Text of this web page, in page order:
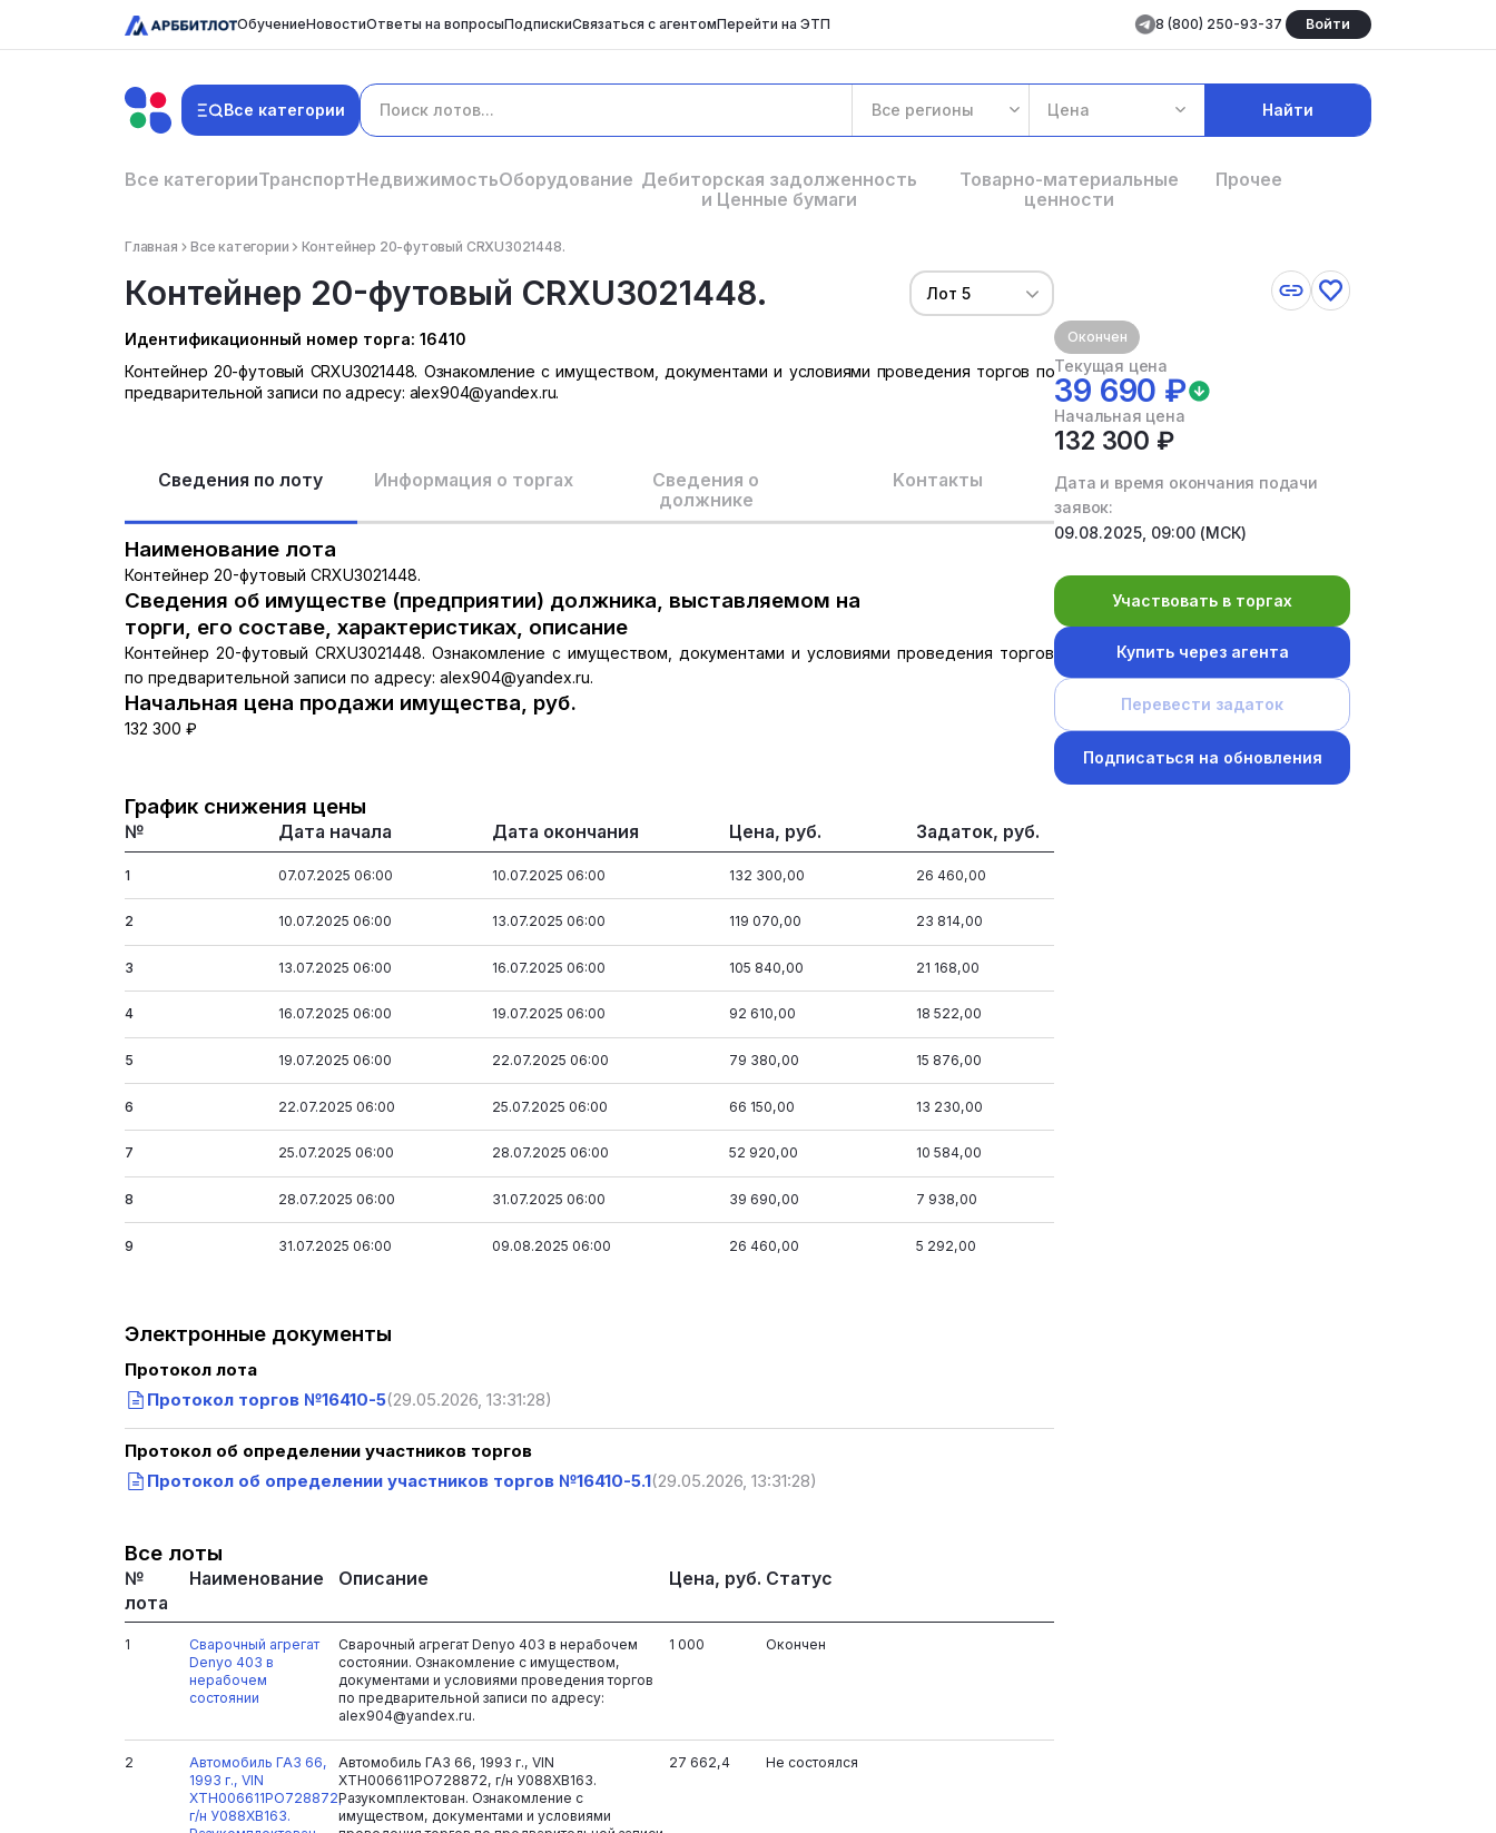
ОбучениеНовостиОтветы на вопросыПодпискиСвязаться с агентомПерейти на ЭТП 8 (800) 250-93-37 Войти
Все категории Все регионы Цена Найти
Все категорииТранспортНедвижимостьОборудование Дебиторская задолженность
и Ценные бумаги
Товарно-материальные
ценности
Прочее
Главная Все категории Контейнер 20-футовый CRXU3021448.
Контейнер 20-футовый CRXU3021448. Лот 5
Идентификационный номер торга: 16410
Контейнер 20-футовый CRXU3021448. Ознакомление с имуществом, документами и условиями проведения торгов по
предварительной записи по адресу: alex904@yandex.ru.
Сведения по лоту Информация о торгах
Сведения о
должнике
Kонтакты
Наименование лота
Контейнер 20-футовый CRXU3021448.
Сведения об имуществе (предприятии) должника, выставляемом на
торги, его составе, характеристиках, описание
Контейнер 20-футовый CRXU3021448. Ознакомление с имуществом, документами и условиями проведения торгов
по предварительной записи по адресу: alex904@yandex.ru.
Начальная цена продажи имущества, руб.
132 300 ₽
График снижения цены
№ Дата начала Дата окончания Цена, руб. Задаток, руб.
1 07.07.2025 06:00 10.07.2025 06:00 132 300,00 26 460,00
2 10.07.2025 06:00 13.07.2025 06:00 119 070,00 23 814,00
3 13.07.2025 06:00 16.07.2025 06:00 105 840,00 21 168,00
4 16.07.2025 06:00 19.07.2025 06:00 92 610,00 18 522,00
5 19.07.2025 06:00 22.07.2025 06:00 79 380,00 15 876,00
6 22.07.2025 06:00 25.07.2025 06:00 66 150,00 13 230,00
7 25.07.2025 06:00 28.07.2025 06:00 52 920,00 10 584,00
8 28.07.2025 06:00 31.07.2025 06:00 39 690,00 7 938,00
9 31.07.2025 06:00 09.08.2025 06:00 26 460,00 5 292,00
Электронные документы
Протокол лота
Протокол торгов №16410-5(29.05.2026, 13:31:28)
Протокол об определении участников торгов
Протокол об определении участников торгов №16410-5.1(29.05.2026, 13:31:28)
Все лоты
№
лота
Наименование Описание Цена, руб. Статус
1
Сварочный агрегат
Denyo 403 в
нерабочем
состоянии
Сварочный агрегат Denyo 403 в нерабочем
состоянии. Ознакомление с имуществом,
документами и условиями проведения торгов
по предварительной записи по адресу:
alex904@yandex.ru.
1 000 Окончен
2
Автомобиль ГАЗ 66,
1993 г., VIN
XTH006611PO728872,
г/н У088ХВ163.
Автомобиль ГАЗ 66, 1993 г., VIN
XTH006611PO728872, г/н У088ХВ163.
Разукомплектован. Ознакомление с
имуществом, документами и условиями
27 662,4 Не состоялся
Окончен
Текущая цена
39 690 ₽
Начальная цена
132 300 ₽
Дата и время окончания подачи
заявок:
09.08.2025, 09:00 (МСК)
Участвовать в торгах
Купить через агента
Перевести задаток
Подписаться на обновления